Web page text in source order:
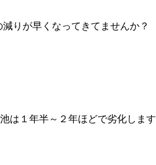
りが早くなってきてませんか？
は１年半～２年ほどで劣化しま